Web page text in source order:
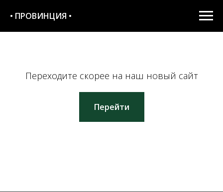
• ПРОВИНЦИЯ •
Переходите скорее на наш новый сайт
Перейти